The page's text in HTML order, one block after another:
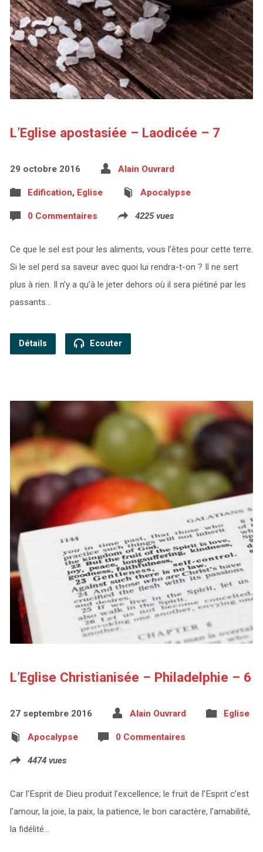
L’Eglise apostasiée – Laodicée – 7
29 octobre 2016 Alain Ouvrard
Edification, Eglise Apocalypse
0 Commentaires 4225 vues
Ce que le sel est pour les aliments, vous l’êtes pour cette terre.
Si le sel perd sa saveur avec quoi lui rendra-t-on ? Il ne sert
plus à rien. Il n’y a qu’à le jeter dehors où il sera piétiné par les
passants…
Détails Ecouter
L’Eglise Christianisée – Philadelphie – 6
27 septembre 2016 Alain Ouvrard Eglise
Apocalypse 0 Commentaires
4474 vues
Car l’Esprit de Dieu produit l’excellence; le fruit de l’Esprit c’est
l’amour, la joie, la paix, la patience, le bon caractère, l’amabilité,
la fidélité…